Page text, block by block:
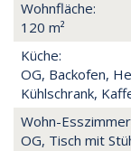
Wohnfläche:
120 m²
Küche:
OG, Backofen,
Kühlschrank,
Wohn-
OG, Tisch mit